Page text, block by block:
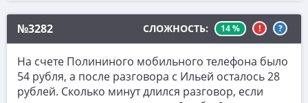
11. Прикладные задачи по стереометрии
12. Планиметрия
13. Стереометрия
№3282 СЛОЖНОСТЬ: 14 % ! ?
На счете Полининого мобильного телефона было
54 рубля, а после разговора с Ильей осталось 28
рублей. Сколько минут длился разговор, если